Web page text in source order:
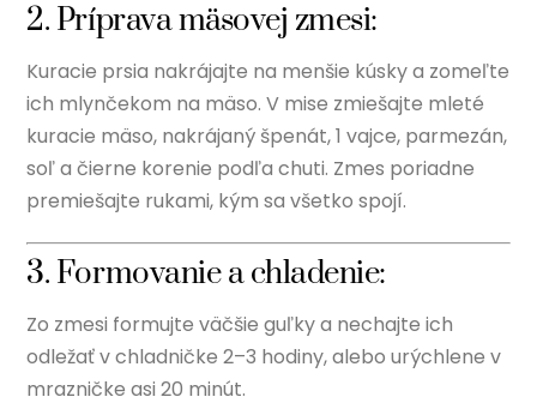
2. Príprava mäsovej zmesi:
Kuracie prsia nakrájajte na menšie kúsky a zomeľte
ich mlynčekom na mäso. V mise zmiešajte mleté
kuracie mäso, nakrájaný špenát, 1 vajce, parmezán,
soľ a čierne korenie podľa chuti. Zmes poriadne
premiešajte rukami, kým sa všetko spojí.
3. Formovanie a chladenie:
Zo zmesi formujte väčšie guľky a nechajte ich
odležať v chladničke 2–3 hodiny, alebo urýchlene v
mrazničke asi 20 minút.